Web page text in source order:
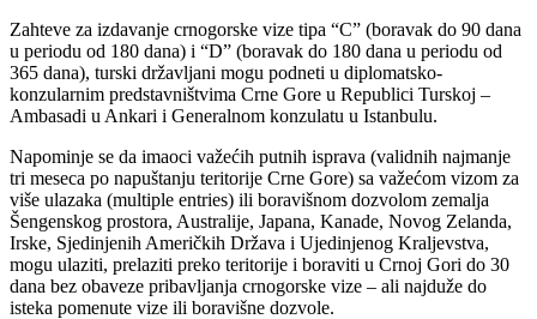
Zahteve za izdavanje crnogorske vize tipa “C” (boravak do 90 dana
u periodu od 180 dana) i “D” (boravak do 180 dana u periodu od
365 dana), turski državljani mogu podneti u diplomatsko-
konzularnim predstavništvima Crne Gore u Republici Turskoj –
Ambasadi u Ankari i Generalnom konzulatu u Istanbulu.
Napominje se da imaoci važećih putnih isprava (validnih najmanje
tri meseca po napuštanju teritorije Crne Gore) sa važećom vizom za
više ulazaka (multiple entries) ili boravišnom dozvolom zemalja
Šengenskog prostora, Australije, Japana, Kanade, Novog Zelanda,
Irske, Sjedinjenih Američkih Država i Ujedinjenog Kraljevstva,
mogu ulaziti, prelaziti preko teritorije i boraviti u Crnoj Gori do 30
dana bez obaveze pribavljanja crnogorske vize – ali najduže do
isteka pomenute vize ili boravišne dozvole.